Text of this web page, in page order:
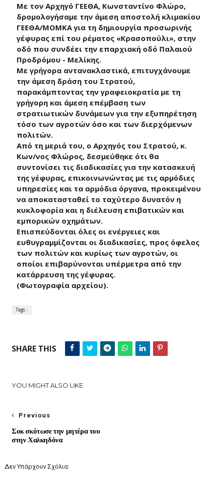
Με τον Αρχηγό ΓΕΕΘΑ, Κωνσταντίνο Φλώρο,
δρομολογήσαμε την άμεση αποστολή κλιμακίου
ΓΕΕΘΑ/ΜΟΜΚΑ για τη δημιουργία προσωρινής
γέφυρας επί του ρέματος «Κρασοπούλι», στην
οδό που συνδέει την επαρχιακή οδό Παλαιού
Προδρόμου - Μελίκης.
Με γρήγορα αντανακλαστικά, επιτυγχάνουμε
την άμεση δράση του Στρατού,
παρακάμπτοντας την γραφειοκρατία με τη
γρήγορη και άμεση επέμβαση των
στρατιωτικών δυνάμεων για την εξυπηρέτηση
τόσο των αγροτών όσο και των διερχόμενων
πολιτών.
Από τη μεριά του, ο Αρχηγός του Στρατού, κ.
Κων/νος Φλώρος, δεσμεύθηκε ότι θα
συντονίσει τις διαδικασίες για την κατασκευή
της γέφυρας, επικοινωνώντας με τις αρμόδιες
υπηρεσίες και τα αρμόδια όργανα, προκειμένου
να αποκατασταθεί το ταχύτερο δυνατόν η
κυκλοφορία και η διέλευση επιβατικών και
εμπορικών οχημάτων.
Επισπεύδονται όλες οι ενέργειες και
ευθυγραμμίζονται οι διαδικασίες, προς όφελος
των πολιτών και κυρίως των αγροτών, οι
οποίοι επιβαρύνονται υπέρμετρα από την
κατάρρευση της γέφυρας.
(Φωτογραφία αρχείου).
Tags :
SHARE THIS
YOU MIGHT ALSO LIKE
Previous
Σοκ σκότωσε την μητέρα του
στην Χαλκηδόνα
Δεν Υπάρχουν Σχόλια: